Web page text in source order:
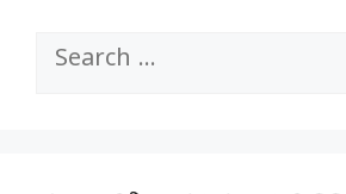
Search